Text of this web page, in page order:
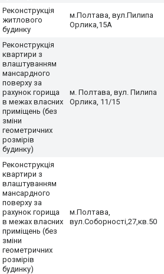
Реконструкція
житлового
будинку
м.Полтава, вул.Пилипа
Орлика,15А
Реконструкція
квартири з
влаштуванням
мансардного
поверху за
рахунок горища
в межах власних
приміщень (без
зміни
геометричних
розмірів
будинку)
м. Полтава, вул. Пилипа
Орлика, 11/15
Реконструкція
квартири з
влаштуванням
мансардного
поверху за
рахунок горища
в межах власних
приміщень (без
зміни
геометричних
розмірів
будинку)
м.Полтава,
вул.Соборності,27,кв.50